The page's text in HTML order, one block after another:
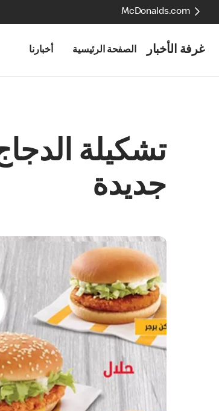
McDonalds.com
غرفة الأخبار الصفحة الرئيسية أخبارنا
تشكيلة
جديدة